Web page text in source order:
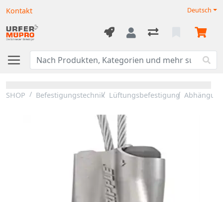
Kontakt Deutsch
SHOP Befestigungstechnik Lüftungsbefestigung